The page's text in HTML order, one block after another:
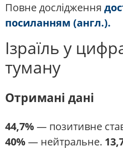
Повне дослідження
посиланням (англ.).
Ізраїль у
туману
Отримані дані
44,7%— позитивне
40%— нейтральне.